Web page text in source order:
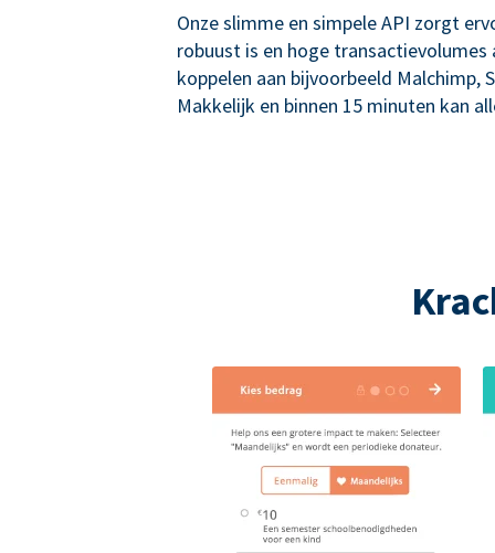
Onze slimme en simpele API zorgt
robuust is en hoge transactievolumes
koppelen aan bijvoorbeeld Malchimp,
Makkelijk en binnen 15 minuten kan